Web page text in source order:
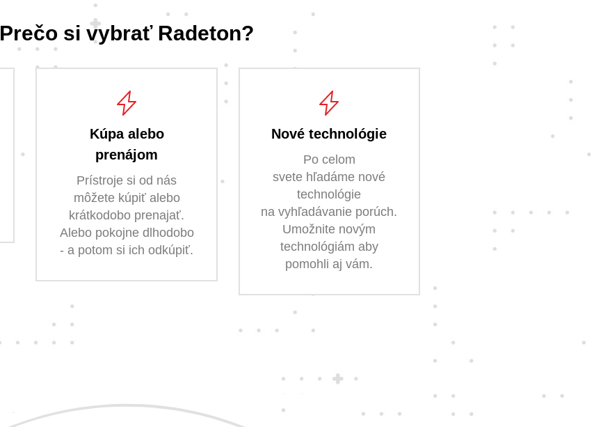
Prečo si vybrať Radeton?
Kúpa alebo
prenájom
Prístroje si od nás
môžete kúpiť alebo
krátkodobo prenajať.
Alebo pokojne dlhodobo
- a potom si ich odkúpiť.
Nové technológie
Po celom
svete hľadáme nové
technológie
na vyhľadávanie porúch.
Umožnite novým
technológiám aby
pomohli aj vám.